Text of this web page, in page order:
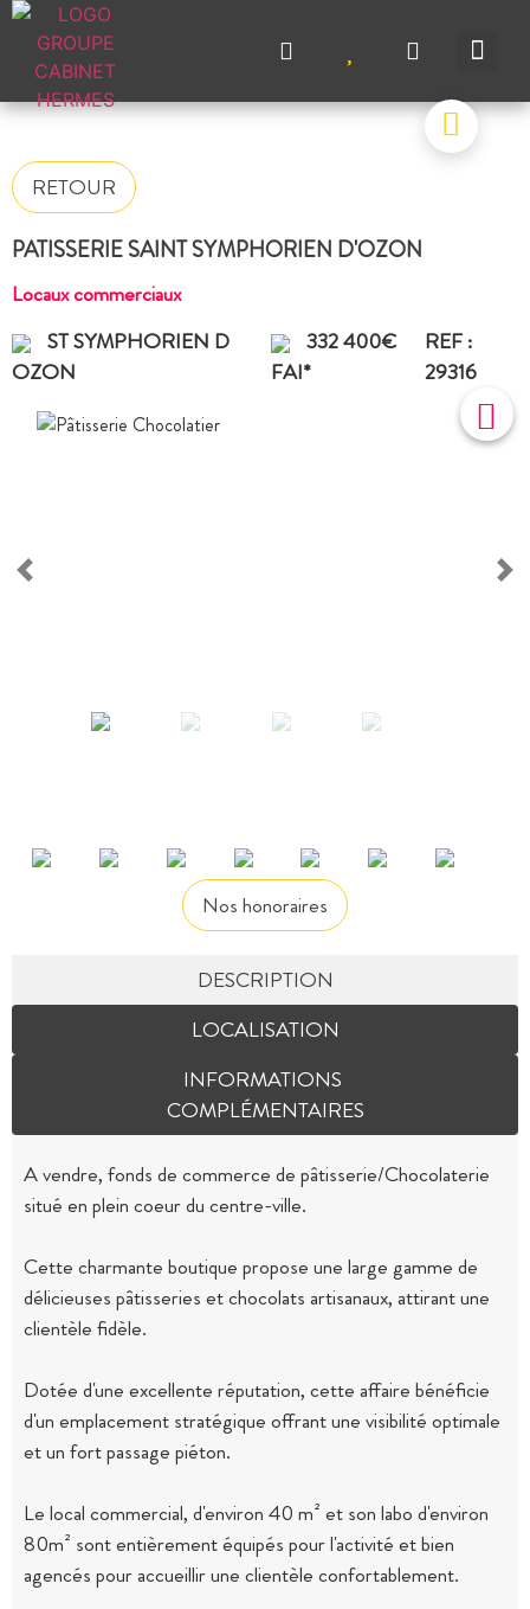
RETOUR
PATISSERIE SAINT SYMPHORIEN D'OZON
Locaux commerciaux
ST SYMPHORIEN D
OZON
332 400€
FAI*
REF :
29316
Nos honoraires
DESCRIPTION
LOCALISATION
INFORMATIONS
COMPLÉMENTAIRES
A vendre, fonds de commerce de pâtisserie/Chocolaterie
situé en plein coeur du centre-ville.
Cette charmante boutique propose une large gamme de
délicieuses pâtisseries et chocolats artisanaux, attirant une
clientèle fidèle.
Dotée d'une excellente réputation, cette affaire bénéficie
d'un emplacement stratégique offrant une visibilité optimale
et un fort passage piéton.
Le local commercial, d'environ 40 m² et son labo d'environ
80m² sont entièrement équipés pour l'activité et bien
agencés pour accueillir une clientèle confortablement.